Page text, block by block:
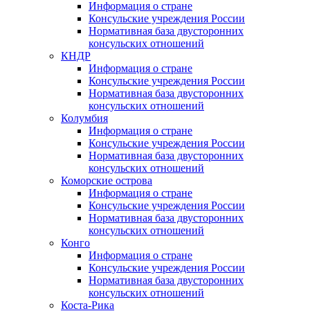
Информация о стране
Консульские учреждения России
Нормативная база двусторонних
консульских отношений
КНДР
Информация о стране
Консульские учреждения России
Нормативная база двусторонних
консульских отношений
Колумбия
Информация о стране
Консульские учреждения России
Нормативная база двусторонних
консульских отношений
Коморские острова
Информация о стране
Консульские учреждения России
Нормативная база двусторонних
консульских отношений
Конго
Информация о стране
Консульские учреждения России
Нормативная база двусторонних
консульских отношений
Коста-Рика